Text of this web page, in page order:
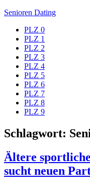
Zum
springen
Senioren Dating
PLZ 0
PLZ 1
PLZ 2
PLZ 3
PLZ 4
PLZ 5
PLZ 6
PLZ 7
PLZ 8
PLZ 9
Schlagwort:
Ältere
sucht neuen